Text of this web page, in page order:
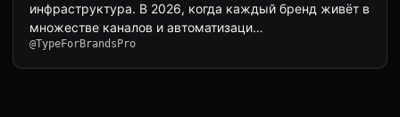
инфраструктура. В 2026, когда каждый бренд живёт в
множестве каналов и автоматизаци…
@TypeForBrandsPro